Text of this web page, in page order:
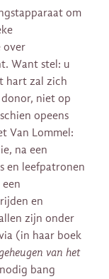
om
over
Want stel: u
hart zal zich
niet op
opeens
Van Lommel:
na een
en leefpatronen
en
zijn onder
(in haar boek
van het
bang